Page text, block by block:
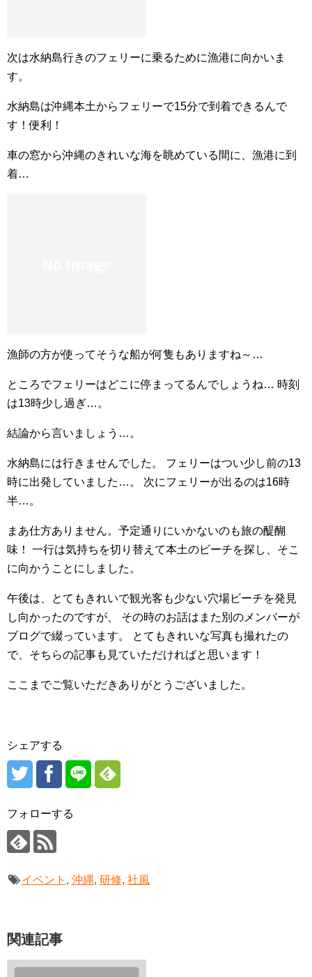
次は水納島行きのフェリーに乗るために漁港に向かいま
す。
水納島は沖縄本土からフェリーで15分で到着できるんで
す！便利！
車の窓から沖縄のきれいな海を眺めている間に、漁港に到
着…
漁師の方が使ってそうな船が何隻もありますね～…
ところでフェリーはどこに停まってるんでしょうね… 時刻
は13時少し過ぎ…。
結論から言いましょう…。
水納島には行きませんでした。 フェリーはつい少し前の13
時に出発していました…。 次にフェリーが出るのは16時
半…。
まあ仕方ありません。予定通りにいかないのも旅の醍醐
味！ 一行は気持ちを切り替えて本土のビーチを探し、そこ
に向かうことにしました。
午後は、とてもきれいで観光客も少ない穴場ビーチを発見
し向かったのですが、 その時のお話はまた別のメンバーが
ブログで綴っています。 とてもきれいな写真も撮れたの
で、そちらの記事も見ていただければと思います！
ここまでご覧いただきありがとうございました。
シェアする
フォローする
イベント , 沖縄, 研修, 社風
関連記事